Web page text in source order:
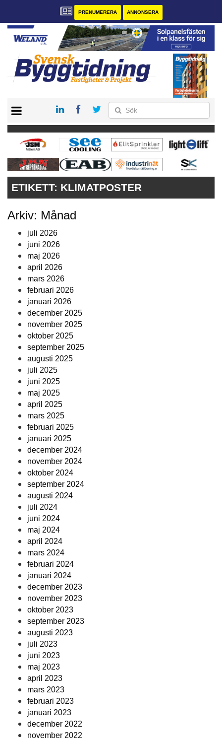
PRENUMERERA ANNONSERA
PRENUMERERA
VÅRA ANDRA MAGASIN
ANNONSERA
KONTAKT
ETIKETT: KLIMATPOSTER
Arkiv: Månad
juli 2026
juni 2026
maj 2026
april 2026
mars 2026
februari 2026
januari 2026
december 2025
november 2025
oktober 2025
september 2025
augusti 2025
juli 2025
juni 2025
maj 2025
april 2025
mars 2025
februari 2025
januari 2025
december 2024
november 2024
oktober 2024
september 2024
augusti 2024
juli 2024
juni 2024
maj 2024
april 2024
mars 2024
februari 2024
januari 2024
december 2023
november 2023
oktober 2023
september 2023
augusti 2023
juli 2023
juni 2023
maj 2023
april 2023
mars 2023
februari 2023
januari 2023
december 2022
november 2022